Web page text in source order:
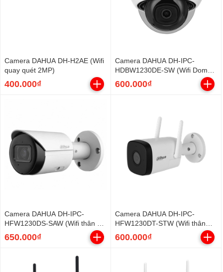
Camera DAHUA DH-H2AE (Wifi
quay quét 2MP)
400.000₫
Camera DAHUA DH-IPC-
HDBW1230DE-SW (Wifi Dome
sắt 2MP, góc rộng)
600.000₫
Camera DAHUA DH-IPC-
HFW1230DS-SAW (Wifi thân sắt
2MP liền Mic)
650.000₫
Camera DAHUA DH-IPC-
HFW1230DT-STW (Wifi thân
2MP, Loa mic)
600.000₫